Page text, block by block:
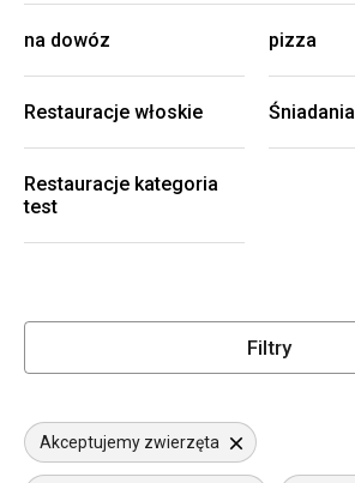
na dowóz pizza
Restauracje włoskie Śniadania
Restauracje kategoria
test
Filtry
Akceptujemy zwierzęta